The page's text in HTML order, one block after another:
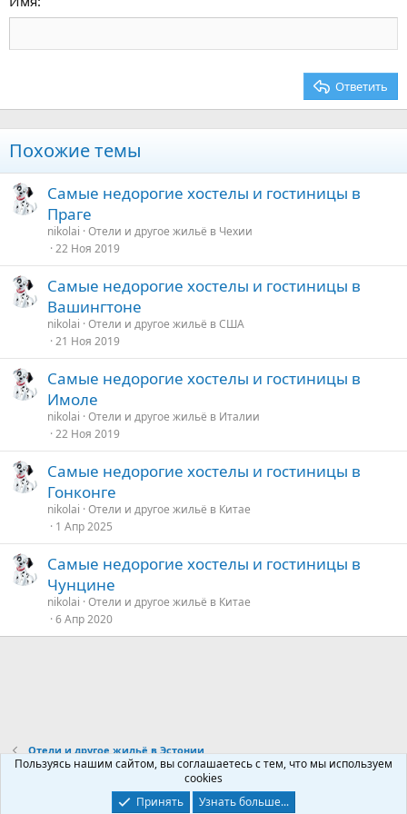
18
22
Tahoma
Times New Roman
Заголовок 3
Ответить
Похожие темы
Самые недорогие хостелы и гостиницы в
Праге
nikolai Отели и другое жильё в Чехии
22 Ноя 2019
Самые недорогие хостелы и гостиницы в
Вашингтоне
nikolai Отели и другое жильё в США
21 Ноя 2019
Самые недорогие хостелы и гостиницы в
Имоле
nikolai Отели и другое жильё в Италии
22 Ноя 2019
Самые недорогие хостелы и гостиницы в
Гонконге
nikolai Отели и другое жильё в Китае
1 Апр 2025
Самые недорогие хостелы и гостиницы в
Чунцине
nikolai Отели и другое жильё в Китае
6 Апр 2020
Отели и другое жильё в Эстонии
Условия и правила
Политика конфиденциальности
Главная
R
Пользуясь нашим сайтом, вы соглашаетесь с тем, что мы используем
cookies
Принять
Узнать больше...